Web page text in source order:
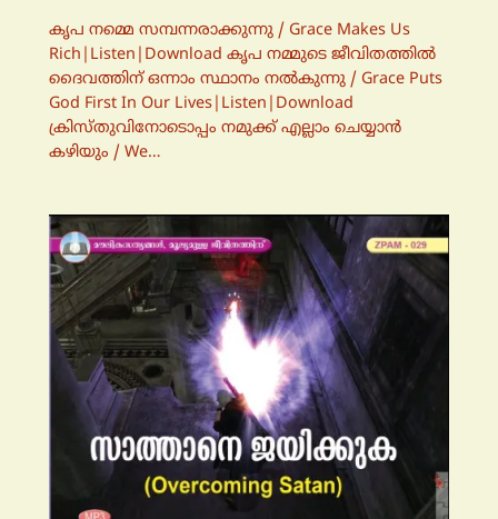
കൃപ നമ്മെ സമ്പന്നരാക്കുന്നു / Grace Makes Us
Rich|Listen|Download കൃപ നമ്മുടെ ജീവിതത്തില്‍
ദൈവത്തിന് ഒന്നാം സ്ഥാനം നല്‍കുന്നു / Grace Puts
God First In Our Lives|Listen|Download
ക്രിസ്തുവിനോടൊപ്പം നമുക്ക് എല്ലാം ചെയ്യാന്‍
കഴിയും / We…